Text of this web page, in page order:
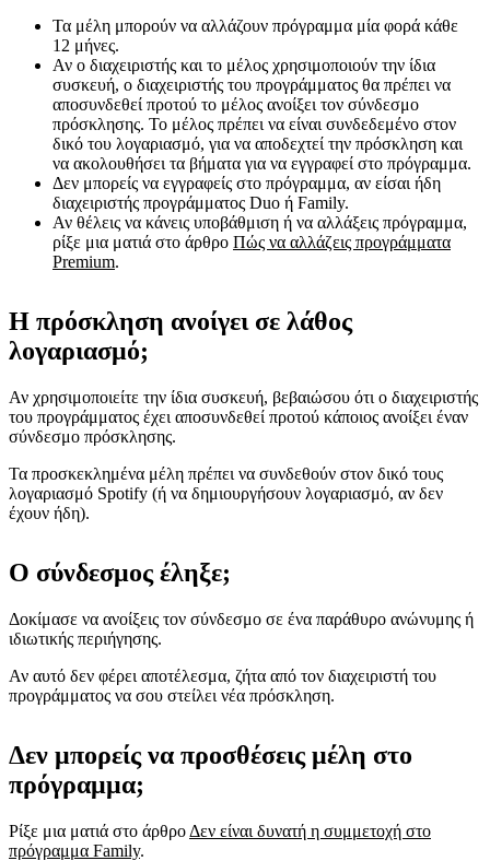
Τα μέλη μπορούν να αλλάζουν πρόγραμμα μία φορά κάθε
12 μήνες.
Αν ο διαχειριστής και το μέλος χρησιμοποιούν την ίδια
συσκευή, ο διαχειριστής του προγράμματος θα πρέπει να
αποσυνδεθεί προτού το μέλος ανοίξει τον σύνδεσμο
πρόσκλησης. Το μέλος πρέπει να είναι συνδεδεμένο στον
δικό του λογαριασμό, για να αποδεχτεί την πρόσκληση και
να ακολουθήσει τα βήματα για να εγγραφεί στο πρόγραμμα.
Δεν μπορείς να εγγραφείς στο πρόγραμμα, αν είσαι ήδη
διαχειριστής προγράμματος Duo ή Family.
Αν θέλεις να κάνεις υποβάθμιση ή να αλλάξεις πρόγραμμα,
ρίξε μια ματιά στο άρθρο Πώς να αλλάζεις προγράμματα
Premium.
Η πρόσκληση ανοίγει σε λάθος
λογαριασμό;
Αν χρησιμοποιείτε την ίδια συσκευή, βεβαιώσου ότι ο διαχειριστής
του προγράμματος έχει αποσυνδεθεί προτού κάποιος ανοίξει έναν
σύνδεσμο πρόσκλησης.
Τα προσκεκλημένα μέλη πρέπει να συνδεθούν στον δικό τους
λογαριασμό Spotify (ή να δημιουργήσουν λογαριασμό, αν δεν
έχουν ήδη).
Ο σύνδεσμος έληξε;
Δοκίμασε να ανοίξεις τον σύνδεσμο σε ένα παράθυρο ανώνυμης ή
ιδιωτικής περιήγησης.
Αν αυτό δεν φέρει αποτέλεσμα, ζήτα από τον διαχειριστή του
προγράμματος να σου στείλει νέα πρόσκληση.
Δεν μπορείς να προσθέσεις μέλη στο
πρόγραμμα;
Ρίξε μια ματιά στο άρθρο Δεν είναι δυνατή η συμμετοχή στο
πρόγραμμα Family.